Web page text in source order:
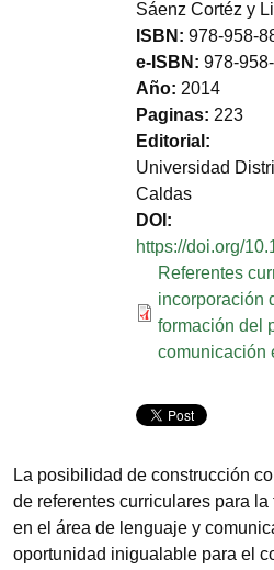
Sáenz Cortéz y
ISBN
978-958-
e-ISBN
978-
Año 2014
Paginas 223
Editorial
Universidad
Caldas
DOI
https://doi.org/
Documento
Referentes
incorporación
formación del
comunicación
La posibilidad de construcción
de referentes curriculares para
en el área de lenguaje y
oportunidad inigualable para el